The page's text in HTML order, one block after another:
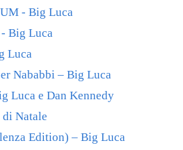
- Big Luca
Big Luca
Luca
Nababbi – Big Luca
Luca e Dan Kennedy
Natale
Edition) – Big Luca